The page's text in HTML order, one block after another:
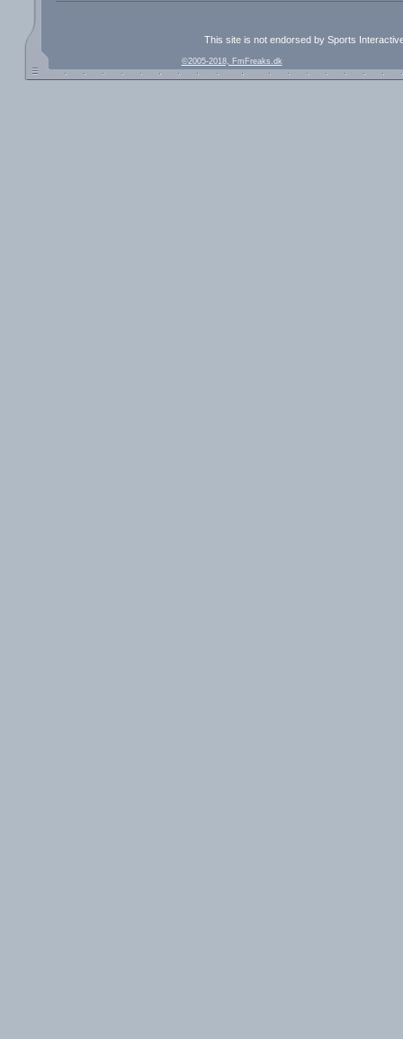
This site is not endorsed by Sports
©2005-2018, FmFreaks.dk